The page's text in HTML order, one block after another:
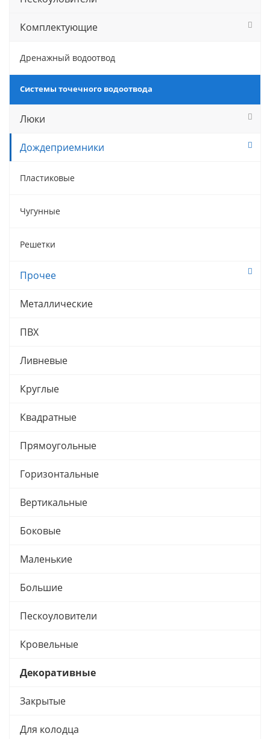
Комплектующие
Дренажный водоотвод
Системы точечного водоотвода
Люки
Дождеприемники
Пластиковые
Чугунные
Решетки
Прочее
Металлические
ПВХ
Ливневые
Круглые
Квадратные
Прямоугольные
Горизонтальные
Вертикальные
Боковые
Маленькие
Большие
Пескоуловители
Кровельные
Декоративные
Закрытые
Для колодца